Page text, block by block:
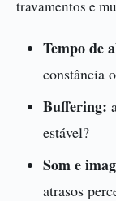
travamentos e
Tempo de
constância
Buffering:
estável?
Som e
atrasos